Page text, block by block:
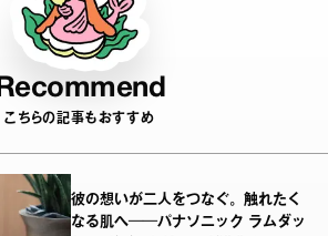
Recommend
こちらの記事もおすすめ
彼の想いが二人をつなぐ。触れたく
なる肌へ──パナソニック ラムダッ